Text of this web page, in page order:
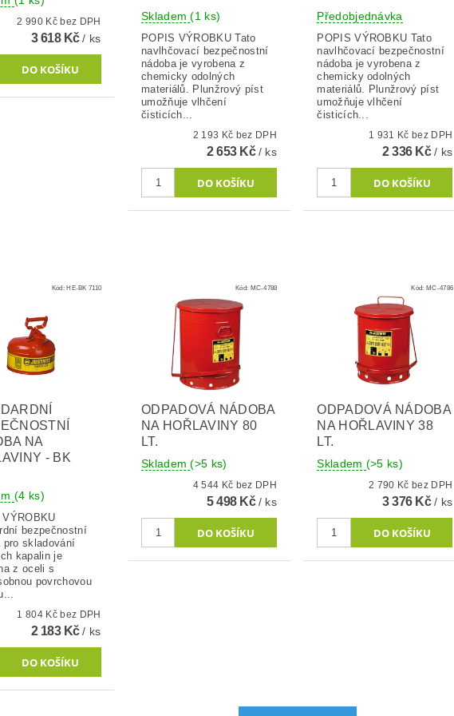
2 990 Kč bez DPH
3 618 Kč/ ks
Skladem(1 ks)
POPIS VÝROBKU Tato
navlhčovací bezpečnostní
nádoba je vyrobena z
chemicky odolných
materiálů. Plunžrový píst
umožňuje vlhčení
čisticích...
2 193 Kč bez DPH
2 653 Kč/ ks
Předobjednávka
POPIS VÝROBKU Tato
navlhčovací bezpečnostní
nádoba je vyrobena z
chemicky odolných
materiálů. Plunžrový píst
umožňuje vlhčení
čisticích...
1 931 Kč bez DPH
2 336 Kč/ ks
Kód:HE-BK 7110
NA
- BK
(4 ks)
bezpečnostní
pro skladování
kapalin je
z oceli s
povrchovou
1 804 Kč bez DPH
2 183 Kč/ ks
Kód: MC-4788
ODPADOVÁ NÁDOBA
NA HOŘLAVINY 80
LT.
Skladem(>5 ks)
4 544 Kč bez DPH
5 498 Kč/ ks
Kód: MC-4786
ODPADOVÁ NÁDOBA
NA HOŘLAVINY 38
LT.
Skladem (>5 ks)
2 790 Kč bez DPH
3 376 Kč/ ks